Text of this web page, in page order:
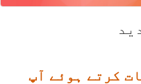
کرتے ہوئے آپ